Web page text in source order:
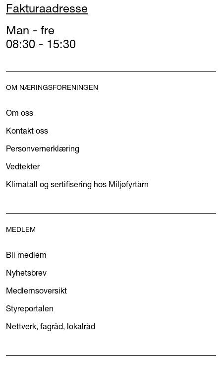
Fakturaadresse
Man - fre
08:30 - 15:30
OM NÆRINGSFORENINGEN
Om oss
Kontakt oss
Personvernerklæring
Vedtekter
Klimatall og sertifisering hos Miljøfyrtårn
MEDLEM
Bli medlem
Nyhetsbrev
Medlemsoversikt
Styreportalen
Nettverk, fagråd, lokalråd